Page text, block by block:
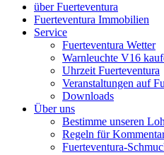
über Fuerteventura
Fuerteventura Immobilien
Service
Fuerteventura Wetter
Warnleuchte V16
Uhrzeit Fuerteventura
Veranstaltungen auf
Downloads
Über uns
Bestimme unseren
Regeln für
Fuerteventura-